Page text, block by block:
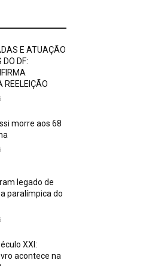
E ATUAÇÃO
DO DF:
REELEIÇÃO
morre aos 68
legado de
paralímpica do
XXI:
acontece na